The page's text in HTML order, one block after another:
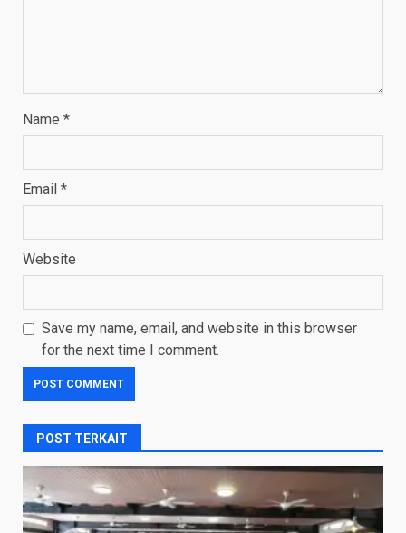
Name *
Email *
Website
Save my name, email, and website in this browser
for the next time I comment.
POST TERKAIT